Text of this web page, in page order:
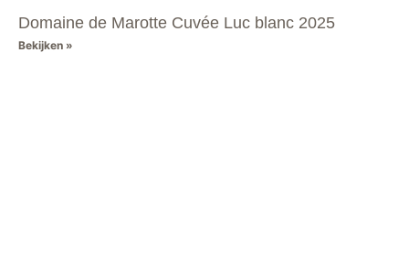
Domaine de Marotte Cuvée Luc blanc 2025
Bekijken »